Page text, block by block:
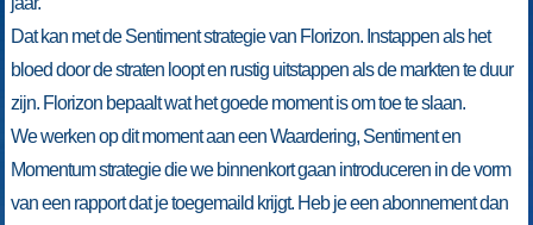
Dat kan met de Sentiment strategie van Florizon. Instappen als het
bloed door de straten loopt en rustig uitstappen als de markten te duur
zijn. Florizon bepaalt wat het goede moment is om toe te slaan.
We werken op dit moment aan een Waardering, Sentiment en
Momentum strategie die we binnenkort gaan introduceren in de vorm
van een rapport dat je toegemaild krijgt. Heb je een abonnement dan